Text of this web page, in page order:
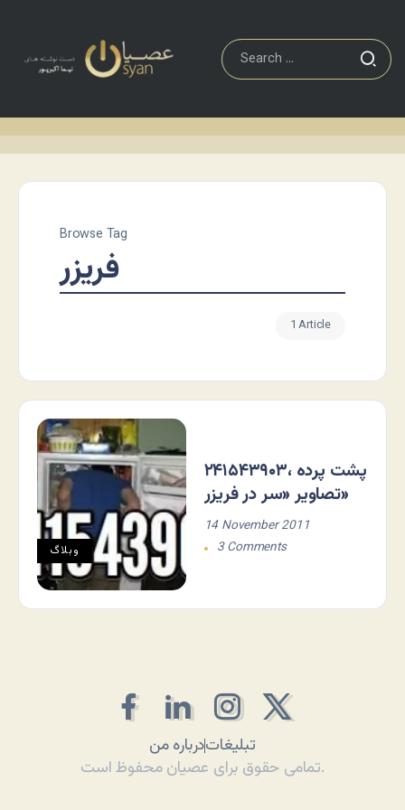
Browse Tag
فریزر
1 Article
وبلاگ
۲۴۱۵۴۳۹۰۳، پشت پرده
تصاویر «سر در فریزر»
14 November 2011
3 Comments
درباره منتبلیغات
تمامی حقوق برای عصیان محفوظ است.